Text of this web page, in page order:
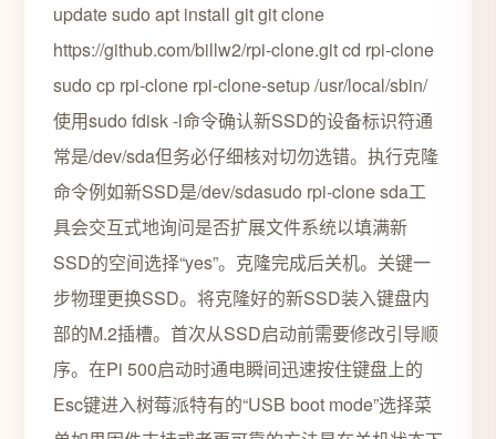
update sudo apt install git git clone
https://github.com/billw2/rpi-clone.git cd rpi-clone
sudo cp rpi-clone rpi-clone-setup /usr/local/sbin/
使用sudo fdisk -l命令确认新SSD的设备标识符通
常是/dev/sda但务必仔细核对切勿选错。执行克隆
命令例如新SSD是/dev/sdasudo rpi-clone sda工
具会交互式地询问是否扩展文件系统以填满新
SSD的空间选择“yes”。克隆完成后关机。关键一
步物理更换SSD。将克隆好的新SSD装入键盘内
部的M.2插槽。首次从SSD启动前需要修改引导顺
序。在Pi 500启动时通电瞬间迅速按住键盘上的
Esc键进入树莓派特有的“USB boot mode”选择菜